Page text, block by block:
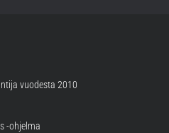
vuodesta 2010
-ohjelma